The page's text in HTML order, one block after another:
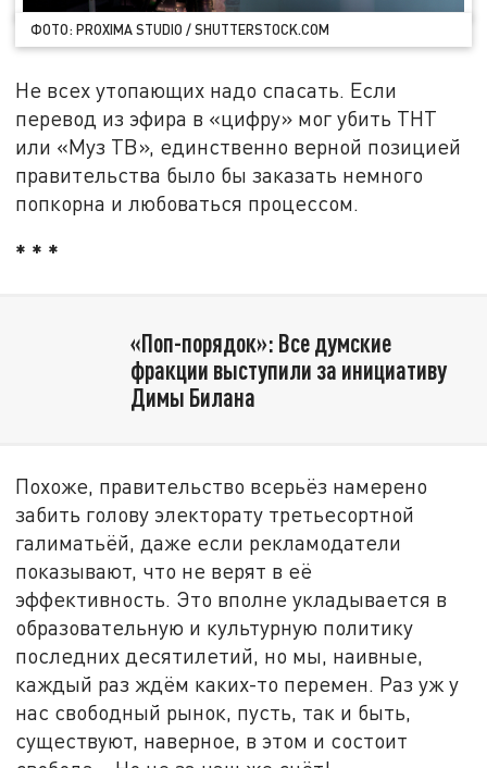
ФОТО: PROXIMA STUDIO / SHUTTERSTOCK.COM
Не всех утопающих надо спасать. Если
перевод из эфира в «цифру» мог убить ТНТ
или «Муз ТВ», единственно верной позицией
правительства было бы заказать немного
попкорна и любоваться процессом.
* * *
«Поп-порядок»: Все думские
фракции выступили за инициативу
Димы Билана
Похоже, правительство всерьёз намерено
забить голову электорату третьесортной
галиматьёй, даже если рекламодатели
показывают, что не верят в её
эффективность. Это вполне укладывается в
образовательную и культурную политику
последних десятилетий, но мы, наивные,
каждый раз ждём каких-то перемен. Раз уж у
нас свободный рынок, пусть, так и быть,
существуют, наверное, в этом и состоит